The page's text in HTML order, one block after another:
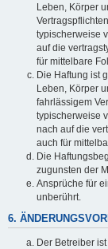
Leben, Körper
typischerweise
auf die
für mittelbare
Die Haftung ist
Leben, Körper
fahrlässigem
typischerweise
nach auf die
auch für
Die
zugunsten der
Ansprüche für
unberührt.
6.
Der Betreiber